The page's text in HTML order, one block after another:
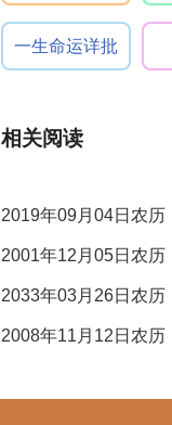
一生命运详批
相关阅读
2019年09月04日农历
2001年12月05日农历
2033年03月26日农历
2008年11月12日农历